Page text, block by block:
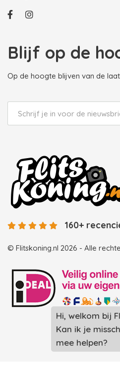
Blijf op de
Op de hoogte blijven van de
© Flitskoning.nl 2026 - Alle
160+
Landingspagina overzicht
Landingspagina overzicht
Photobooth huren in